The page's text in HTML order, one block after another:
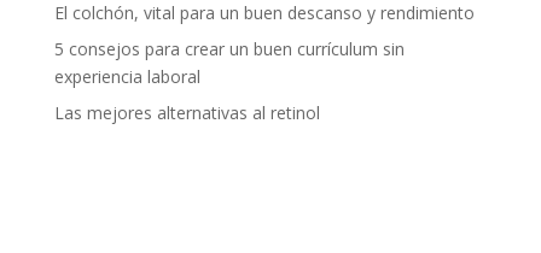
El colchón, vital para un buen descanso y rendimiento
5 consejos para crear un buen currículum sin
experiencia laboral
Las mejores alternativas al retinol